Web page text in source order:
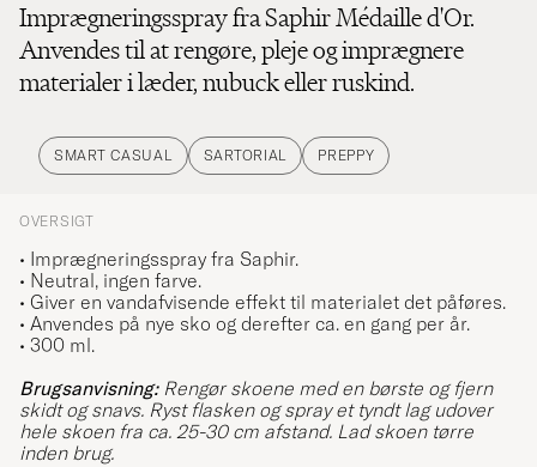
Imprægneringsspray fra Saphir Médaille d'Or.
Anvendes til at rengøre, pleje og imprægnere
materialer i læder, nubuck eller ruskind.
SMART CASUAL SARTORIAL PREPPY
OVERSIGT
• Imprægneringsspray fra Saphir.
• Neutral, ingen farve.
• Giver en vandafvisende effekt til materialet det påføres.
• Anvendes på nye sko og derefter ca. en gang per år.
• 300 ml.
Brugsanvisning:Rengør skoene med en børste og fjern
skidt og snavs. Ryst flasken og spray et tyndt lag udover
hele skoen fra ca. 25-30 cm afstand. Lad skoen tørre
inden brug.